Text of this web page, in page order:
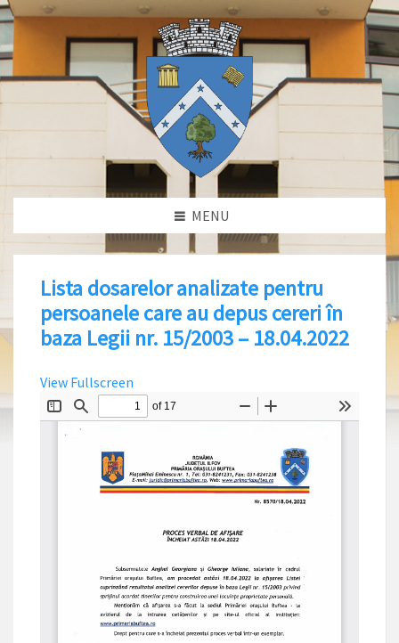
MENU
Lista dosarelor analizate pentru
persoanele care au depus cereri în
baza Legii nr. 15/2003 – 18.04.2022
View Fullscreen